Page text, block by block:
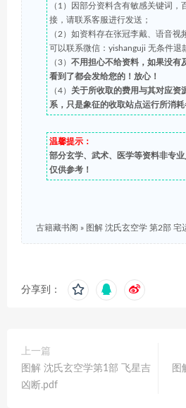
（1）因部分资料含有敏感关键词，
接，请联系客服进行发送；
（2）如资料存在张冠李戴、语音视
可以联系微信：yishanguji 无条件退
（3） 不用担心不给资料，如果没有
看到了都会发给您的！放心！
（4） 关于所收取的费用与其对应资
系，只是象征的收取站点运行所消
温馨提示：
部分玄学、武术、医学等资料非专业
仅供参考！
古籍藏书阁 » 图解 沈氏玄空学 第2部 宅
分享到：
上一篇
图解 沈氏玄空学第1部 飞星吉
凶断.pdf
图